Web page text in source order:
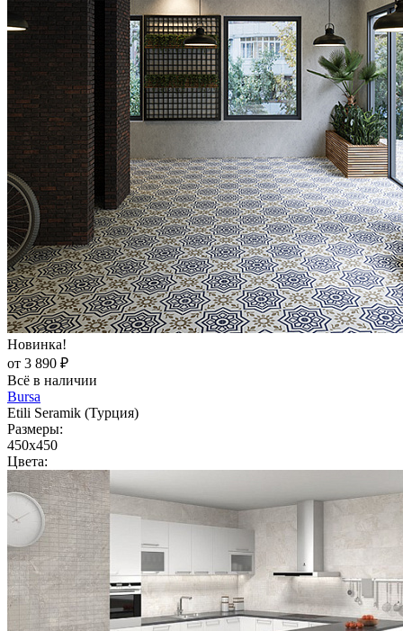
Новинка!
от 3 890 ₽
Всё в наличии
Bursa
Etili Seramik (Турция)
Размеры:
450x450
Цвета: